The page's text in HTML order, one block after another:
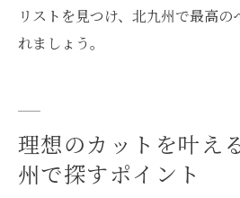
リストを見つけ、北九州で最高の
れましょう。
理想のカットを叶え
州で探すポイント